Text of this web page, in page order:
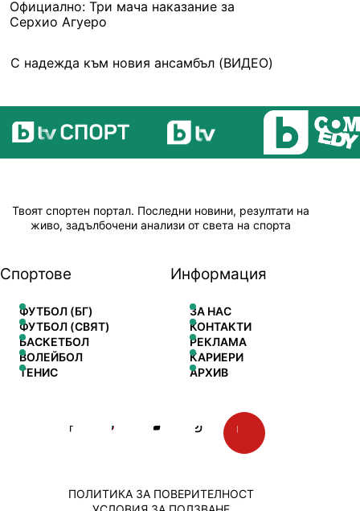
Официално: Три мача наказание за
Серхио Агуеро
С надежда към новия ансамбъл (ВИДЕО)
Твоят спортен портал. Последни новини, резултати на
живо, задълбочени анализи от света на спорта
Спортове
ФУТБОЛ (БГ)
ФУТБОЛ (СВЯТ)
БАСКЕТБОЛ
ВОЛЕЙБОЛ
ТЕНИС
Информация
ЗА НАС
КОНТАКТИ
РЕКЛАМА
КАРИЕРИ
АРХИВ
ПОЛИТИКА ЗА ПОВЕРИТЕЛНОСТ